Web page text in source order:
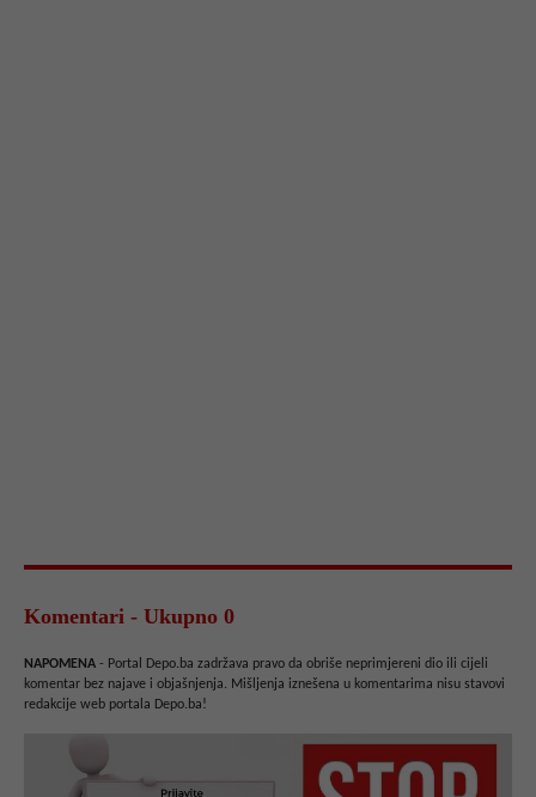
Komentari - Ukupno 0
NAPOMENA - Portal Depo.ba zadržava pravo da obriše neprimjereni dio ili cijeli
komentar bez najave i objašnjenja. Mišljenja iznešena u komentarima nisu stavovi
redakcije web portala Depo.ba!